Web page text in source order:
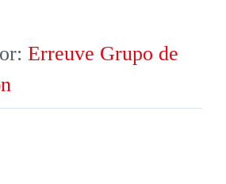
Erreuve Grupo de